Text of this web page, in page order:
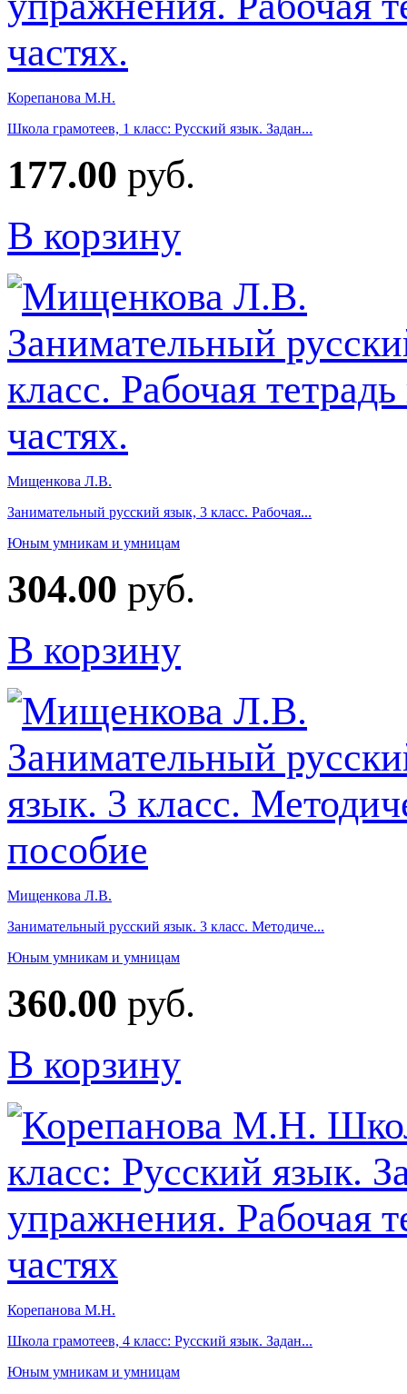
Корепанова М.Н.
Школа грамотеев, 1 класс: Русский язык. Задан...
177.00 руб.
В корзину
Мищенкова Л.В.
Занимательный русский язык, 3 класс. Рабочая...
Юным умникам и умницам
304.00 руб.
В корзину
Мищенкова Л.В.
Занимательный русский язык. 3 класс. Методиче...
Юным умникам и умницам
360.00 руб.
В корзину
Корепанова М.Н.
Школа грамотеев, 4 класс: Русский язык. Задан...
Юным умникам и умницам